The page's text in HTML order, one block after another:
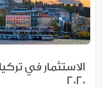
الاستثمار في
2020